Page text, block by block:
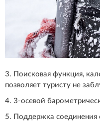
3. Поисковая функция,
позволяет туристу не
4. 3-осевой
5. Поддержка